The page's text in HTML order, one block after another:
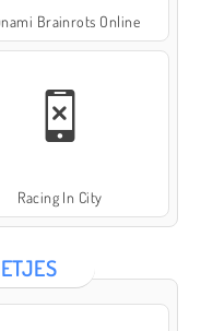
Brainrots Online
Racing In City